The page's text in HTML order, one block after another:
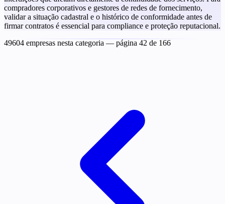
compradores corporativos e gestores de redes de fornecimento,
validar a situação cadastral e o histórico de conformidade antes de
firmar contratos é essencial para compliance e proteção reputacional.
49604 empresas nesta categoria — página 42 de 166